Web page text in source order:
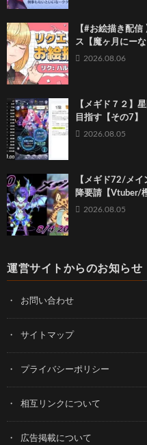
【#お絵描き配
ス【魔ヶ月にー
2026.08.06
【メギド７２】
目指す【その7】
2026.08.05
【メギド72/メ
降要請【Vtuber/
2026.08.05
運営サイトからのお知らせ
お問い合わせ
サイトマップ
プライバシーポリシー
相互リンクについて
広告掲載について